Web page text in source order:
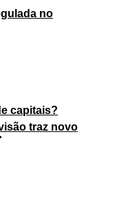
no
capitais?
traz novo